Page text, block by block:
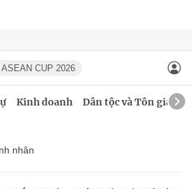
ASEAN CUP 2026
Kinh doanh Dân tộc và Tôn giáo
nhân